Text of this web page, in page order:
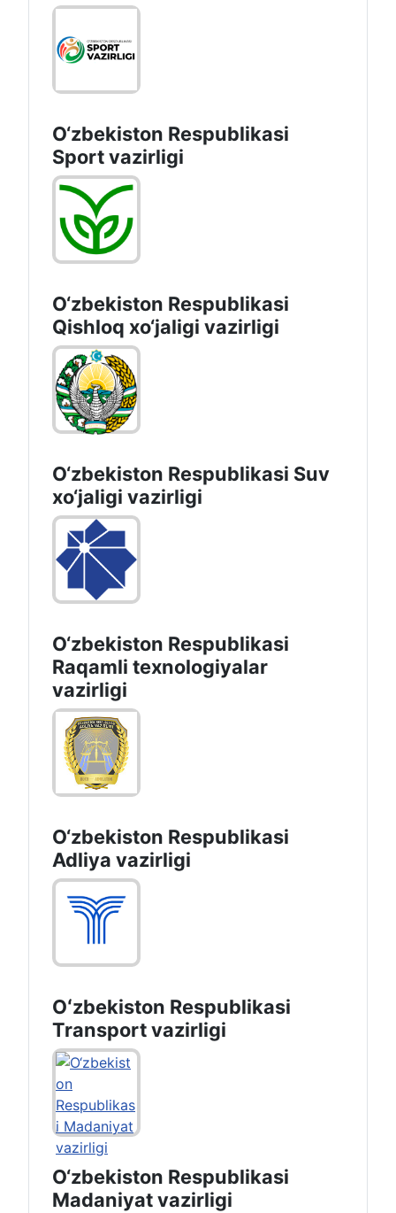
O‘zbekiston Respublikasi
Sport vazirligi
O‘zbekiston Respublikasi
Qishloq хo‘jаligi vаzirligi
O‘zbekiston Respublikasi Suv
хo‘jaligi vazirligi
O‘zbekiston Respublikasi
Raqamli texnologiyalar
vazirligi
O‘zbekiston Respublikasi
Adliya vazirligi
Oʻzbekiston Respublikasi
Transport vazirligi
O‘zbekiston Respublikasi
Madaniyat vazirligi